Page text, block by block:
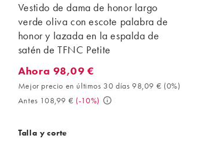
Vestido de dama de honor largo
verde oliva con escote palabra de
honor y lazada en la espalda de
satén de TFNC Petite
Ahora 98,09 €. Mejor precio en últimos 30 días
Ahora 98,09 €
Mejor precio en últimos 30 días 98,09 € (0%)
Antes 108,99 € (-10%)
Talla y corte